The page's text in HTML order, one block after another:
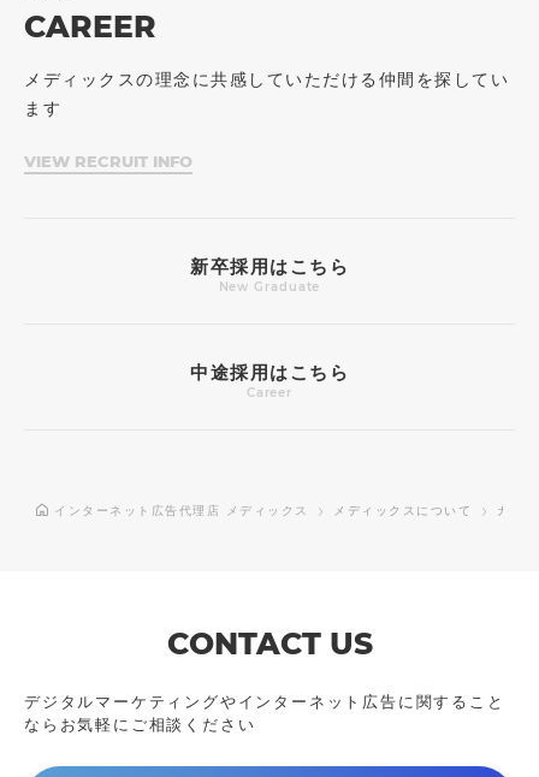
CAREER
メディックスの理念に共感していただける仲間を探してい
ます
VIEW RECRUIT INFO
新卒採用はこちら
New Graduate
中途採用はこちら
Career
インターネット広告代理店 メディックス メディックスについて カル
CONTACT US
デジタルマーケティングやインターネット広告に 関すること
ならお気軽にご相談ください